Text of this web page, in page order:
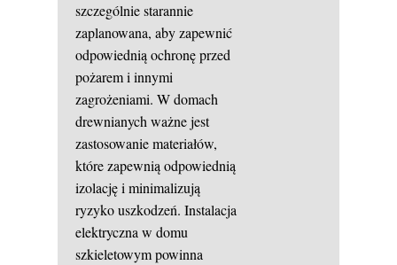
szczególnie starannie
zaplanowana, aby zapewnić
odpowiednią ochronę przed
pożarem i innymi
zagrożeniami. W domach
drewnianych ważne jest
zastosowanie materiałów,
które zapewnią odpowiednią
izolację i minimalizują
ryzyko uszkodzeń. Instalacja
elektryczna w domu
szkieletowym powinna